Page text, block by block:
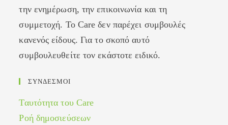
την ενημέρωση, την επικοινωνία και τη
συμμετοχή. Το Care δεν παρέχει συμβουλές
κανενός είδους. Για το σκοπό αυτό
συμβουλευθείτε τον εκάστοτε ειδικό.
ΣΥΝΔΕΣΜΟΙ
Ταυτότητα του Care
Ροή δημοσιεύσεων